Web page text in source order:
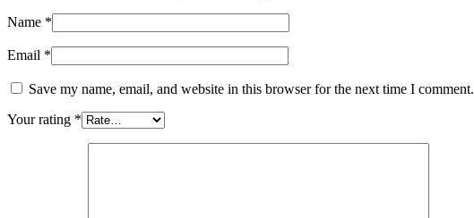
Name *
Email *
Save my name, email, and website in this browser for the next time I comment.
Your rating *